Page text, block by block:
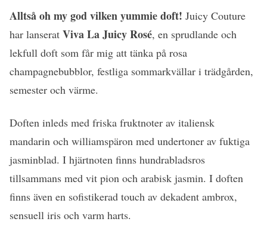
Alltså oh my god vilken yummie doft! Juicy Couture
har lanserat Viva La Juicy Rosé, en sprudlande och
lekfull doft som får mig att tänka på rosa
champagnebubblor, festliga sommarkvällar i trädgården,
semester och värme.
Doften inleds med friska fruktnoter av italiensk
mandarin och williamspäron med undertoner av fuktiga
jasminblad. I hjärtnoten finns hundrabladsros
tillsammans med vit pion och arabisk jasmin. I doften
finns även en sofistikerad touch av dekadent ambrox,
sensuell iris och varm harts.